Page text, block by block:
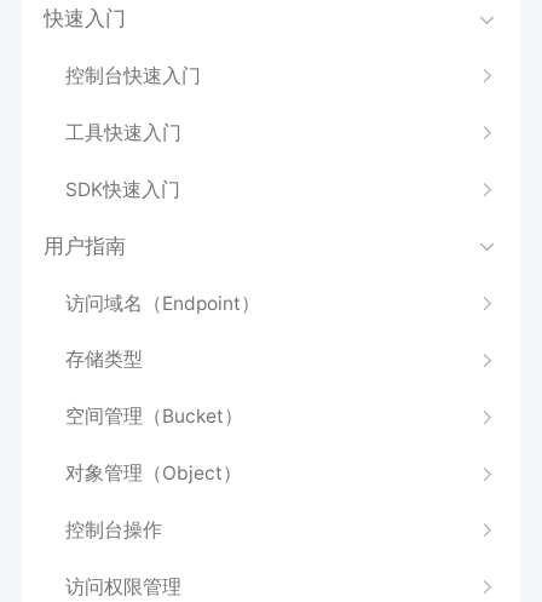
快速入门
控制台快速入门
工具快速入门
SDK快速入门
用户指南
访问域名（Endpoint）
存储类型
空间管理（Bucket）
对象管理（Object）
控制台操作
访问权限管理